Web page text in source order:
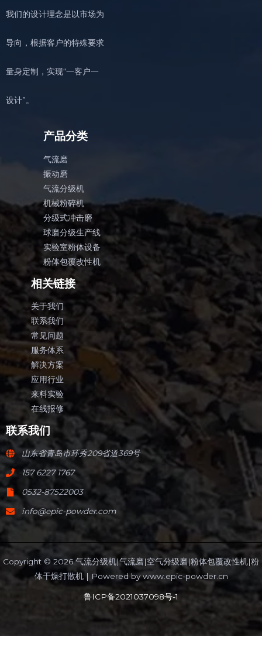
我们的设计理念是以市场为
导向，根据客户的特殊要求
量身定制，实现“一客户一
设计”。
产品分类
气流磨
振动磨
气流分级机
机械粉碎机
分级式冲击磨
球磨分级生产线
实验室粉体设备
粉体包覆改性机
相关链接
关于我们
联系我们
常见问题
服务体系
解决方案
应用行业
来料实验
在线报修
联系我们
山东省青岛市环秀209省道369号
157 6227 1767
0532-87522003
info@epic-powder.com
Copyright © 2026 气流分级机|气流磨|空气分级磨|粉体包覆改性机|粉
体干燥打散机 | Powered bywww.epic-powder.cn
鲁ICP备2021037098号-1